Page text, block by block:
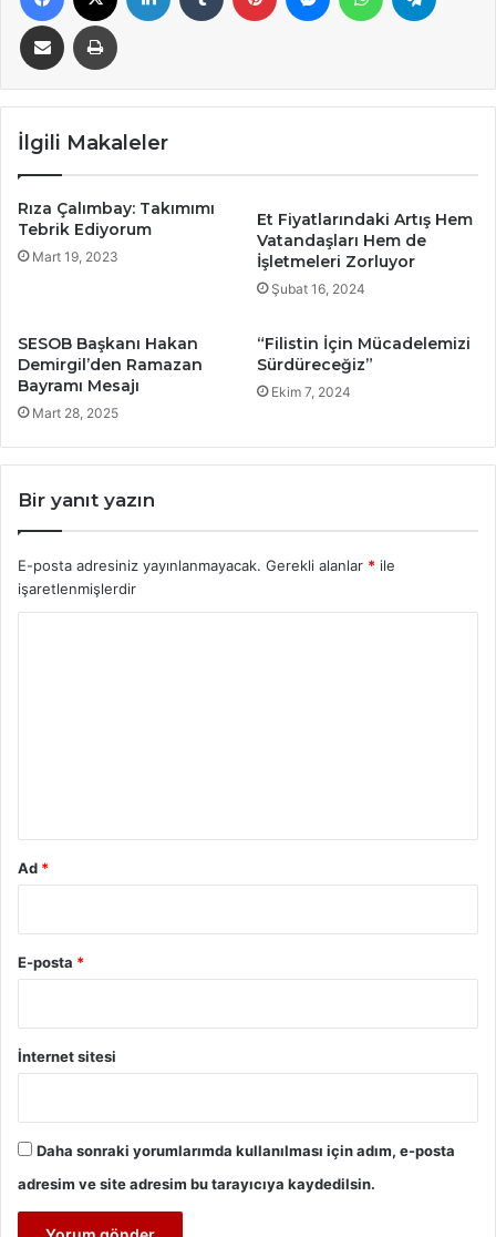
E-Posta ile paylaş Yazdır
İlgili Makaleler
Rıza Çalımbay: Takımımı
Tebrik Ediyorum
Mart 19, 2023
Et Fiyatlarındaki Artış Hem
Vatandaşları Hem de
İşletmeleri Zorluyor
Şubat 16, 2024
SESOB Başkanı Hakan
Demirgil’den Ramazan
Bayramı Mesajı
Mart 28, 2025
“Filistin İçin Mücadelemizi
Sürdüreceğiz”
Ekim 7, 2024
Bir yanıt yazın
E-posta adresiniz yayınlanmayacak. Gerekli alanlar * ile
işaretlenmişlerdir
Ad *
E-posta *
İnternet sitesi
Daha sonraki yorumlarımda kullanılması için adım, e-posta
adresim ve site adresim bu tarayıcıya kaydedilsin.